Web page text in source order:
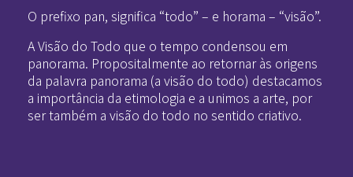
O prefixo pan, significa “todo” – e horama – “visão”.
A Visão do Todo que o tempo condensou em
panorama. Propositalmente ao retornar às origens
da palavra panorama (a visão do todo) destacamos
a importância da etimologia e a unimos a arte, por
ser também a visão do todo no sentido criativo.